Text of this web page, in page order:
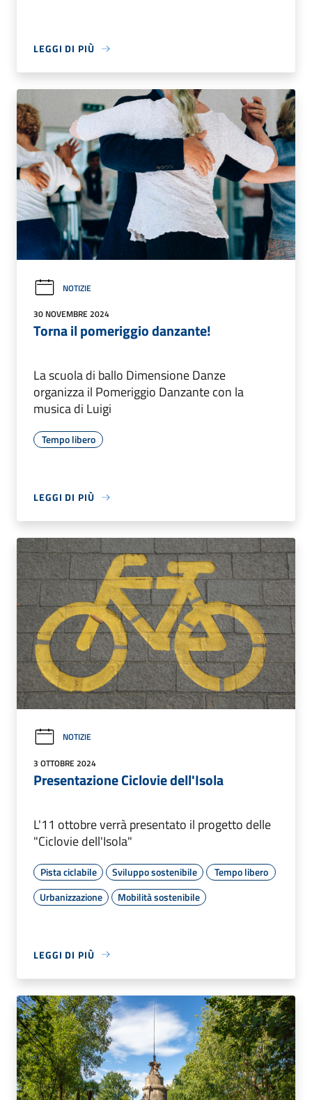
LEGGI DI PIÙ
NOTIZIE
30 NOVEMBRE 2024
Torna il pomeriggio danzante!
La scuola di ballo Dimensione Danze
organizza il Pomeriggio Danzante con la
musica di Luigi
Tempo libero
LEGGI DI PIÙ
NOTIZIE
3 OTTOBRE 2024
Presentazione Ciclovie dell'Isola
L'11 ottobre verrà presentato il progetto delle
"Ciclovie dell'Isola"
Pista ciclabile Sviluppo sostenibile
Tempo libero
Urbanizzazione
Mobilità sostenibile
LEGGI DI PIÙ